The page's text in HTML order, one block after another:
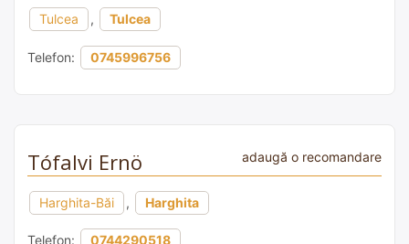
Tulcea , Tulcea
Telefon: 0745996756
Tófalvi Ernö adaugă o recomandare
Harghita-Băi , Harghita
Telefon: 0744290518